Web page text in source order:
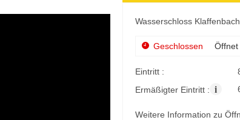
Wasserschloss Klaffenbach
Geschlossen Öffnet
Eintritt :
Ermäßigter Eintritt : i
Weitere Information zu